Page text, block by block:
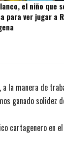
el niño que
para ver jugar a
la manera de
ganado solidez
cartagenero en